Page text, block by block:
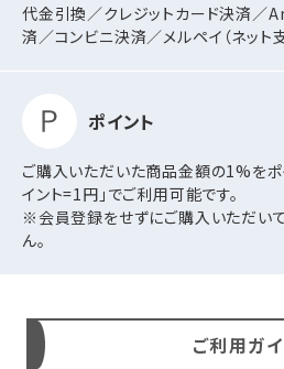
代金引換／クレジットカード決済
済／コンビニ決済／メルペイ（ネット
ポイント
ご購入いただいた商品金額の1%をポ
イント=1円」でご利用可能です。
※会員登録をせずにご購入いただい
ん。
ご利用ガ